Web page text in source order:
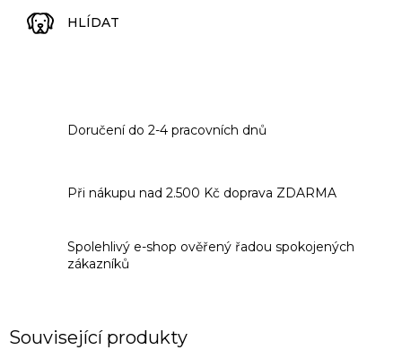
HLÍDAT
Doručení do 2-4 pracovních dnů
Při nákupu nad 2.500 Kč doprava ZDARMA
Spolehlivý e-shop ověřený řadou spokojených
zákazníků
Související produkty